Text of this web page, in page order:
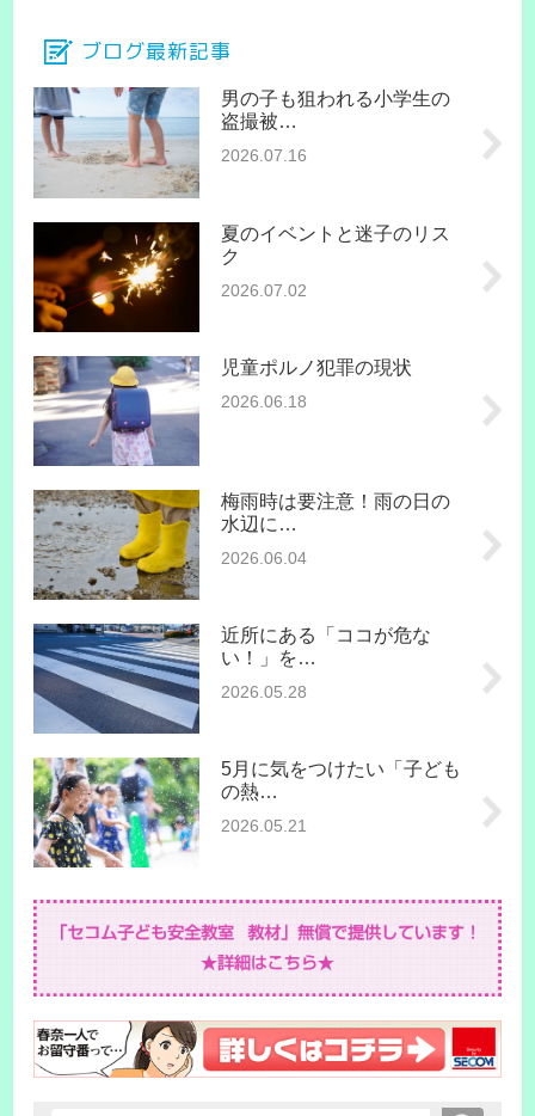
ブログ最新記事
男の子も狙われる小学生の
盗撮被…
2026.07.16
夏のイベントと迷子のリス
ク
2026.07.02
児童ポルノ犯罪の現状
2026.06.18
梅雨時は要注意！雨の日の
水辺に…
2026.06.04
近所にある「ココが危な
い！」を…
2026.05.28
5月に気をつけたい「子ども
の熱…
2026.05.21